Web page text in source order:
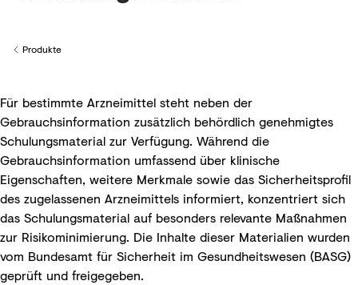
Back to
Produkte
Für bestimmte Arzneimittel steht neben der
Gebrauchsinformation zusätzlich behördlich genehmigtes
Schulungsmaterial zur Verfügung. Während die
Gebrauchsinformation umfassend über klinische
Eigenschaften, weitere Merkmale sowie das Sicherheitsprofil
des zugelassenen Arzneimittels informiert, konzentriert sich
das Schulungsmaterial auf besonders relevante Maßnahmen
zur Risikominimierung. Die Inhalte dieser Materialien wurden
vom Bundesamt für Sicherheit im Gesundheitswesen (BASG)
geprüft und freigegeben.